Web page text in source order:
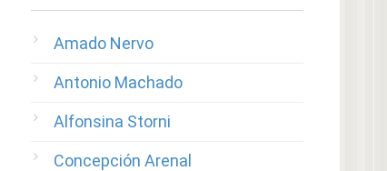
Amado Nervo
Antonio Machado
Alfonsina Storni
Concepción Arenal